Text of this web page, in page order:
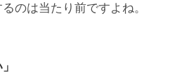
のは当たり前ですよね。